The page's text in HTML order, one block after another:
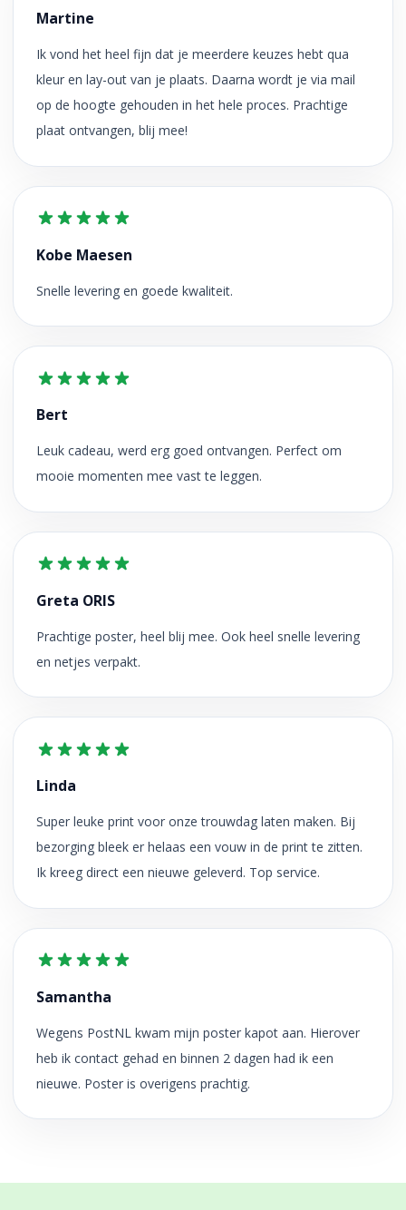
Martine
Ik vond het heel fijn dat je meerdere keuzes hebt qua
kleur en lay-out van je plaats. Daarna wordt je via mail
op de hoogte gehouden in het hele proces. Prachtige
plaat ontvangen, blij mee!
Kobe Maesen
Snelle levering en goede kwaliteit.
Bert
Leuk cadeau, werd erg goed ontvangen. Perfect om
mooie momenten mee vast te leggen.
Greta ORIS
Prachtige poster, heel blij mee. Ook heel snelle levering
en netjes verpakt.
Linda
Super leuke print voor onze trouwdag laten maken. Bij
bezorging bleek er helaas een vouw in de print te zitten.
Ik kreeg direct een nieuwe geleverd. Top service.
Samantha
Wegens PostNL kwam mijn poster kapot aan. Hierover
heb ik contact gehad en binnen 2 dagen had ik een
nieuwe. Poster is overigens prachtig.